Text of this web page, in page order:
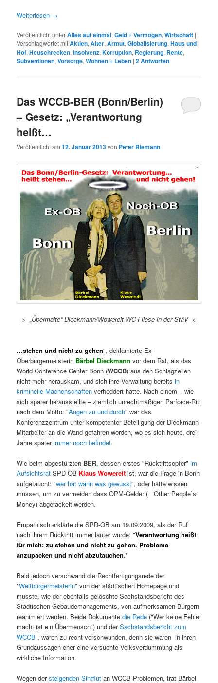
Weiterlesen →
Veröffentlicht unterAlles auf einmal,Geld + Vermögen,Wirtschaft |
Verschlagwortet mitAktien,Alter,Armut,Globalisierung,Haus und
Hof,Heuschrecken,Insolvenz,Korruption, Regierung, Rente,
Subventionen,Vorsorge,Wohnen + Leben |2Antworten
Das WCCB-BER (Bonn/Berlin)
– Gesetz: „Verantwortung
heißt…
Veröffentlicht am12. Januar 2013von Peter Riemann
> „Übermalte“ Dieckmann/Wowereit-WC-Fliese in der StäV <
…stehen und nicht zu gehen", deklamierte Ex-
Oberbürgermeisterin Bärbel Dieckmann vor dem Rat, als das
World Conference Center Bonn (WCCB) aus den Schlagzeilen
nicht mehr herauskam, und sich ihre Verwaltung bereitsin
kriminelle Machenschaftenverheddert hatte. Nach einem – wie
sich später herausstellte – ziemlich unrechtmäßigen Parforce-Ritt
nach dem Motto: "Augen zu und durch" war das
Konferenzzentrum unter kompetenter Beteiligung der Dieckmann-
Mitarbeiter an die Wand gefahren worden, wo es sich heute, drei
Jahre späterimmer noch befindet.
Wie beim abgestürzten BER, dessen erstes "Rücktrittsopfer"im
Aufsichtsrat SPD-OB Klaus Wowereit ist, war die Frage in Bonn
aufgetaucht: "wer hat wann was gewusst", oder hätte wissen
müssen, um zu vermeiden dass OPM-Gelder (= Other People`s
Money) abgefackelt werden.
Empathisch erklärte die SPD-OB am 19.09.2009, als der Ruf
nach ihrem Rücktritt immer lauter wurde: "Verantwortung heißt
für mich: zu stehen und nicht zu gehen. Probleme
anzupacken und nicht abzutauchen."
Bald jedoch verschwand die Rechtfertigungsrede der
"Weltbürgermeisterin" von der städtischen Homepage und
musste, wie der ebenfalls gelöschte Sachstandsbericht des
Städtischen Gebäudemanagements, von aufmerksamen Bürgern
reanimiert werden. Beide Dokumentedie Rede ("Wer keine Fehler
macht ist ein Übermensch") und derSachstandsbericht zum
WCCB , waren zu recht verschwunden, denn sie waren in ihren
Grundaussagen eher eine versuchte Volksverdummung als
wirkliche Information.
Wegen dersteigenden Sintflut an WCCB-Problemen, trat Bärbel